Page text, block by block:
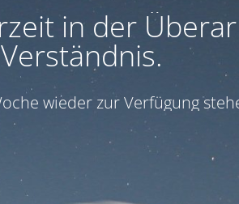
in der
wieder zur Verfügung